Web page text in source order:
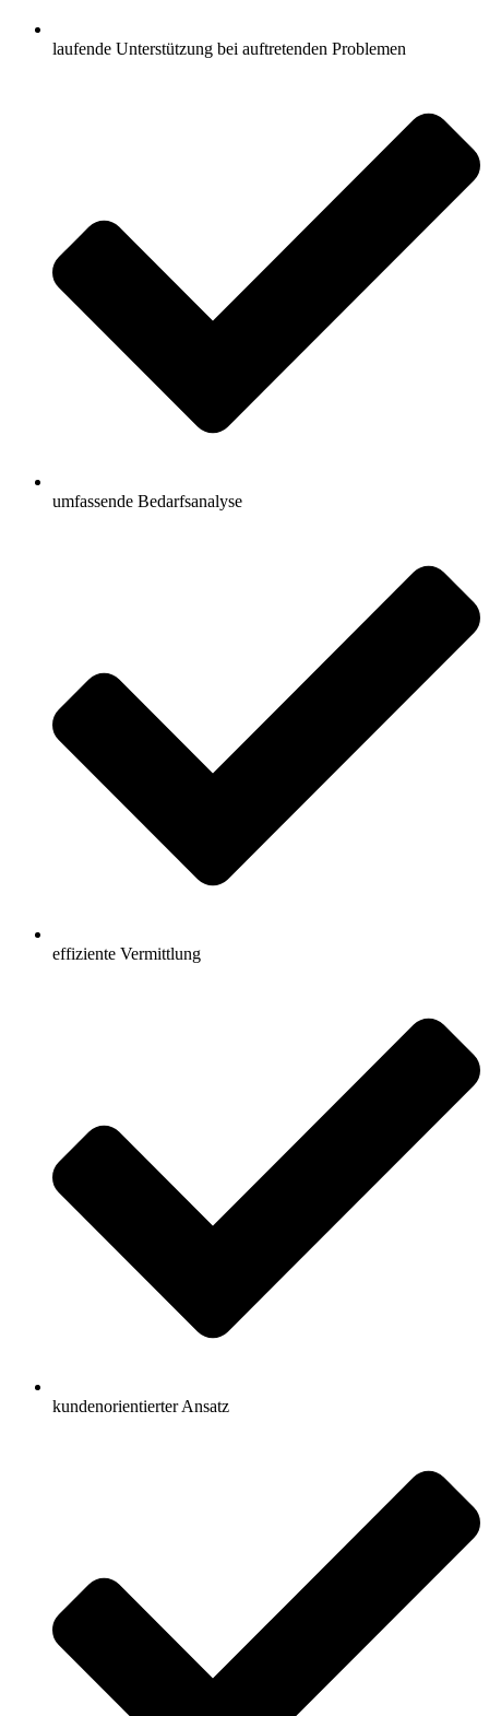
laufende Unterstützung bei auftretenden Problemen
umfassende Bedarfsanalyse
effiziente Vermittlung
kundenorientierter Ansatz